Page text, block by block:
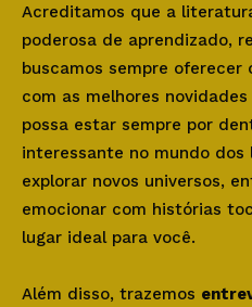
Acreditamos que a
poderosa de aprendizado,
buscamos sempre oferecer
com as melhores
possa estar sempre por
interessante no mundo dos
explorar novos universos,
emocionar com histórias
lugar ideal para você.
Além disso, trazemos